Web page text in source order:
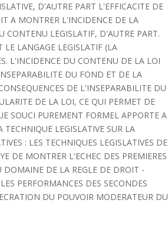
D'AUTRE PART L'EFFICACITE DE
A MONTRER L'INCIDENCE DE LA
CONTENU LEGISLATIF, D'AUTRE PART.
LANGAGE LEGISLATIF (LA
L'INCIDENCE DU CONTENU DE LA LOI
DU FOND ET DE LA
DE L'INSEPARABILITE DU
DE LA LOI, CE QUI PERMET DE
SOUCI PUREMENT FORMEL APPORTE A
LEGISLATIVE SUR LA
: LES TECHNIQUES LEGISLATIVES DE
DE MONTRER L'ECHEC DES PREMIERES
DE LA REGLE DE DROIT -
PERFORMANCES DES SECONDES
DU POUVOIR MODERATEUR DU